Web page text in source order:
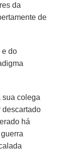
da
de
e do
sua colega
descartado
há